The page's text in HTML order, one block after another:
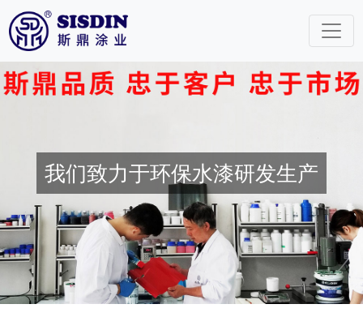
我们致力于环保水漆研发生产